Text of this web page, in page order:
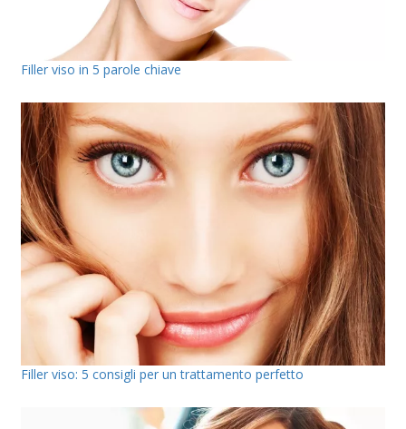
Filler viso in 5 parole chiave
Filler viso: 5 consigli per un trattamento perfetto